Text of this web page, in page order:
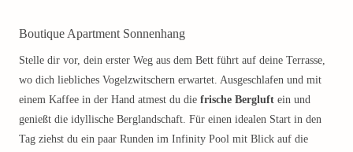
Boutique Apartment Sonnenhang
Stelle dir vor, dein erster Weg aus dem Bett führt auf deine Terrasse,
wo dich liebliches Vogelzwitschern erwartet. Ausgeschlafen und mit
einem Kaffee in der Hand atmest du die frische Bergluft ein und
genießt die idyllische Berglandschaft. Für einen idealen Start in den
Tag ziehst du ein paar Runden im Infinity Pool mit Blick auf die